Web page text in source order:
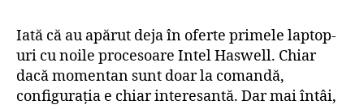
Iată că au apărut deja în oferte primele laptop-
uri cu noile procesoare Intel Haswell. Chiar
dacă momentan sunt doar la comandă,
configuraţia e chiar interesantă. Dar mai întâi,